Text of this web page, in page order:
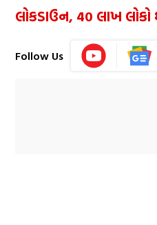
લોકડાઉન, 40 લાખ લોકો
Follow Us